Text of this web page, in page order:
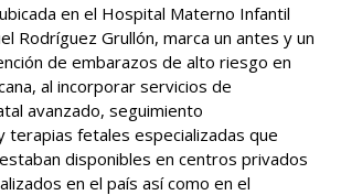
en el Hospital Materno Infantil
Rodríguez Grullón, marca un antes y un
de embarazos de alto riesgo en
al incorporar servicios de
avanzado, seguimiento
terapias fetales especializadas que
disponibles en centros privados
en el país así como en el